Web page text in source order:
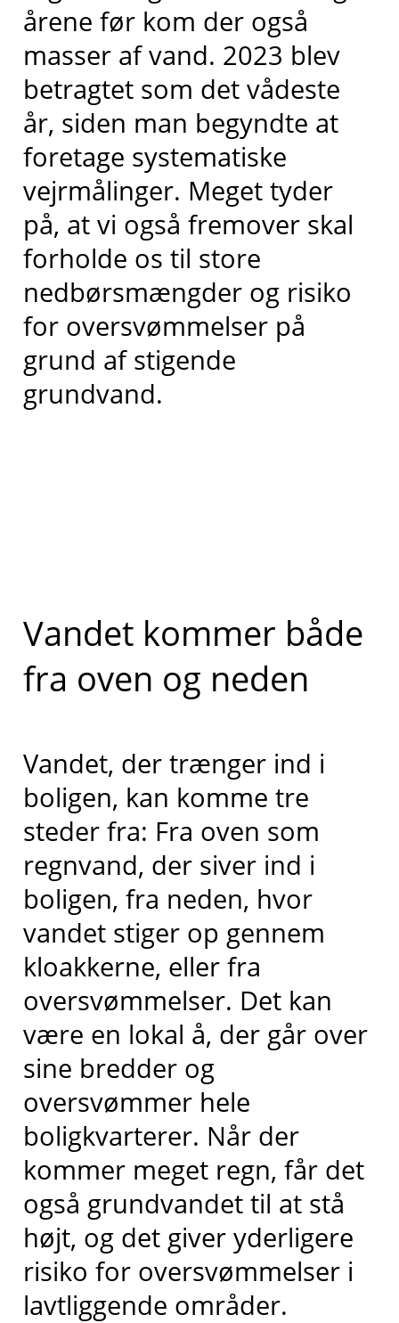
årene før kom der også
masser af vand. 2023 blev
betragtet som det vådeste
år, siden man begyndte at
foretage systematiske
vejrmålinger. Meget tyder
på, at vi også fremover skal
forholde os til store
nedbørsmængder og risiko
for oversvømmelser på
grund af stigende
grundvand.
Vandet kommer både
fra oven og neden
Vandet, der trænger ind i
boligen, kan komme tre
steder fra: Fra oven som
regnvand, der siver ind i
boligen, fra neden, hvor
vandet stiger op gennem
kloakkerne, eller fra
oversvømmelser. Det kan
være en lokal å, der går over
sine bredder og
oversvømmer hele
boligkvarterer. Når der
kommer meget regn, får det
også grundvandet til at stå
højt, og det giver yderligere
risiko for oversvømmelser i
lavtliggende områder.